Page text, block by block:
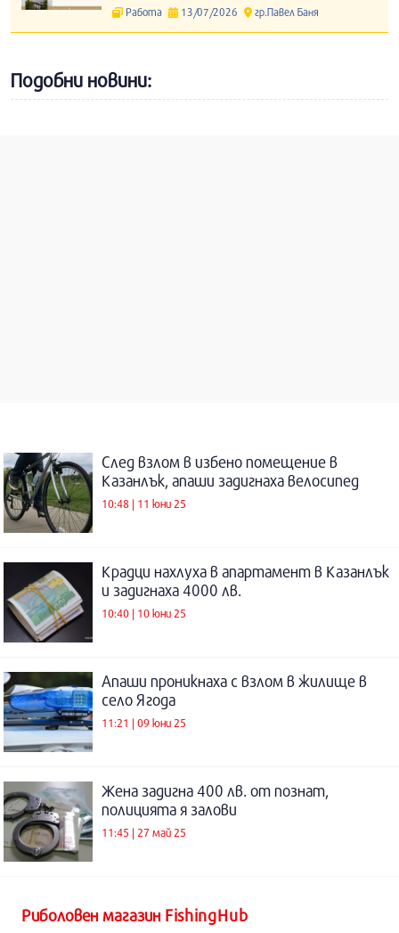
Работа 13/07/2026 гр.Павел Баня
Подобни новини:
След взлом в избено помещение в
Казанлък, апаши задигнаха велосипед
10:48 | 11 юни 25
Крадци нахлуха в апартамент в Казанлък
и задигнаха 4000 лв.
10:40 | 10 юни 25
Апаши проникнаха с взлом в жилище в
село Ягода
11:21 | 09 юни 25
Жена задигна 400 лв. от познат,
полицията я залови
11:45 | 27 май 25
Риболовен магазин FishingHub